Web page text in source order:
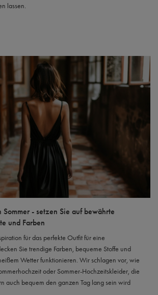
lassen.
- setzen Sie auf bewährte
und Farben
für das perfekte Outfit für eine
Sie trendige Farben, bequeme Stoffe und
Wetter funktionieren. Wir schlagen vor, wie
oder Sommer-Hochzeitskleider, die
auch bequem den ganzen Tag lang sein wird